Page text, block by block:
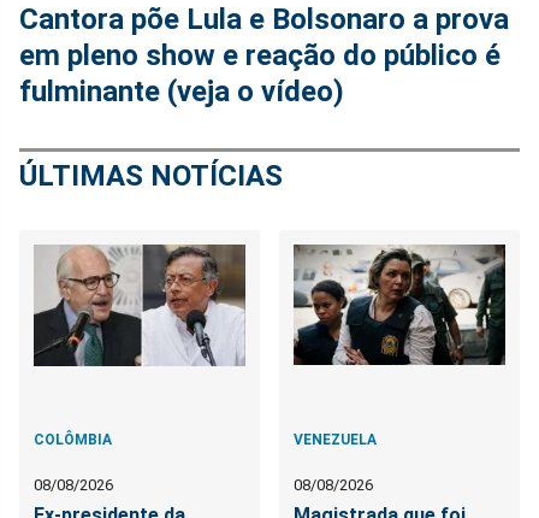
Cantora põe Lula e Bolsonaro a prova
em pleno show e reação do público é
fulminante (veja o vídeo)
ÚLTIMAS NOTÍCIAS
COLÔMBIA
08/08/2026
VENEZUELA
08/08/2026